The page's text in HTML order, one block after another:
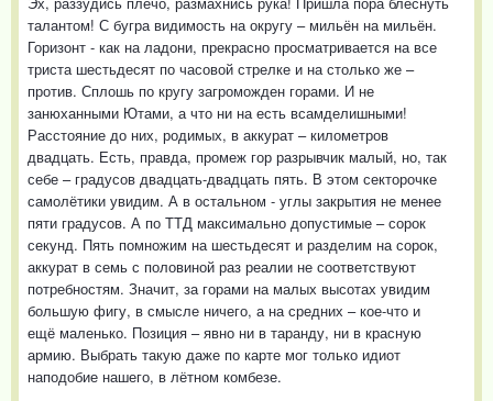
талантом! С бугра видимость на округу – мильён на мильён.
Горизонт - как на ладони, прекрасно просматривается на все
триста шестьдесят по часовой стрелке и на столько же –
против. Сплошь по кругу загроможден горами. И не
занюханными Ютами, а что ни на есть всамделишными!
Расстояние до них, родимых, в аккурат – километров
двадцать. Есть, правда, промеж гор разрывчик малый, но, так
себе – градусов двадцать-двадцать пять. В этом секторочке
самолётики увидим. А в остальном - углы закрытия не менее
пяти градусов. А по ТТД максимально допустимые – сорок
секунд. Пять помножим на шестьдесят и разделим на сорок,
аккурат в семь с половиной раз реалии не соответствуют
потребностям. Значит, за горами на малых высотах увидим
большую фигу, в смысле ничего, а на средних – кое-что и
ещё маленько. Позиция – явно ни в таранду, ни в красную
армию. Выбрать такую даже по карте мог только идиот
наподобие нашего, в лётном комбезе.